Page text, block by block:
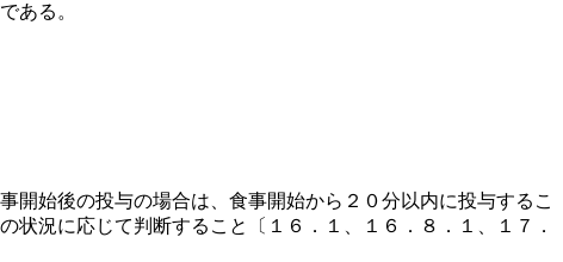
ある。
始後の投与の場合は、食事開始から２０分以内に投与するこ
況に応じて判断すること〔１６．１、１６．８．１、１７．